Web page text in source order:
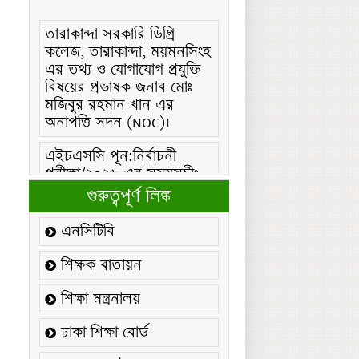
কলেজ, তারাকান্দা, ময়মনসিংহ
এর তথ্য ও যোগাযোগ প্রযুক্তি
বিষয়ের প্রভাষক জনাব মোঃ
মজিবুর রহমান খান এর
অনাপত্তি সদন (NOC)।
পরীক্ষা/২০২৬ এর সময়সূচীঃ
এইচএসসি (বিএমটি) ফরম
পূরণ/২০২৬ বিজ্ঞপ্তিঃ
এইচএসসি ফরম/২০২৬ পূরণ
বিজ্ঞপ্তিঃ
২১ ফেব্রুয়ারি/২০২৬ ইং
তারিখে “শহিদ দিবস ও
আন্তর্জাতিক মাতৃভাষা
দিবস-২০২৬ উদযাপন
গুরুত্বপূর্ণ লিঙ্ক
এনসিটিবি
শিক্ষক বাতায়ন
শিক্ষা মন্ত্রনালয়
ঢাকা শিক্ষা বোর্ড